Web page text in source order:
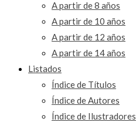
A partir de 8 años
A partir de 10 años
A partir de 12 años
A partir de 14 años
Listados
Índice de Títulos
Índice de Autores
Índice de Ilustradores